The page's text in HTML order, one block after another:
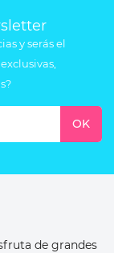
y serás el
de grandes